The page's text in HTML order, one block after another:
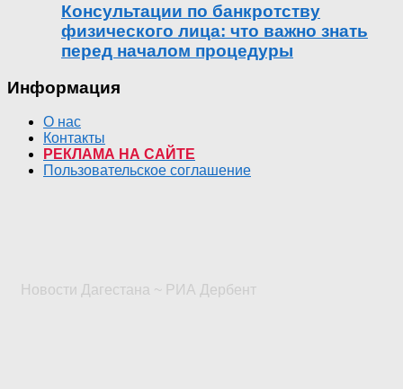
Консультации по банкротству
физического лица: что важно знать
перед началом процедуры
Информация
О нас
Контакты
РЕКЛАМА НА САЙТЕ
Пользовательское соглашение
Новости Дагестана ~ РИА Дербент